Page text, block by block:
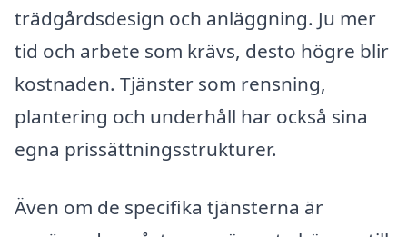
trädgårdsdesign och anläggning. Ju mer
tid och arbete som krävs, desto högre blir
kostnaden. Tjänster som rensning,
plantering och underhåll har också sina
egna prissättningsstrukturer.
Även om de specifika tjänsterna är